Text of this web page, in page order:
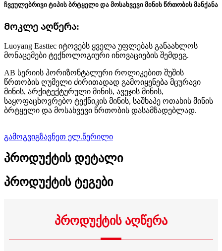
ჩვეულებრივი ტიპის ბრტყელი და მოსახვევი მინის წრთობის მანქანა
Მოკლე აღწერა:
Luoyang Easttec იტოვებს ყველა უფლებას განაახლოს
მონაცემები ტექნოლოგიური ინოვაციების შემდეგ.
AB სერიის ჰორიზონტალური როლიკებით შუშის
წრთობის ღუმელი ძირითადად გამოიყენება მცურავი
მინის, არქიტექტურული მინის, ავეჯის მინის,
საყოფაცხოვრებო ტექნიკის მინის, საშხაპე ოთახის მინის
ბრტყელი და მოსახვევი წრთობის დასამზადებლად.
გამოგვიგზავნეთ ელ.წერილი
პროდუქტის დეტალი
პროდუქტის ტეგები
პროდუქტის აღწერა